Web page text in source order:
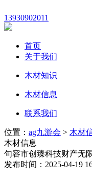
13930902011
首页
关于我们
木材知识
木材信息
联系我们
位置： ag九游会 > 木材
木材信息
句容市创臻科技财产无
发布时间：2025-04-19